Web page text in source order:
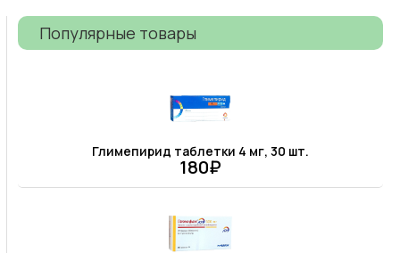
Популярные товары
Глимепирид таблетки 4 мг, 30 шт.
180₽